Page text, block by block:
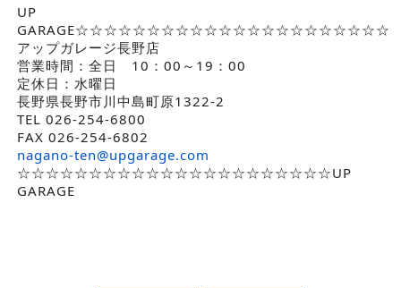
UP
GARAGE☆☆☆☆☆☆☆☆☆☆☆☆☆☆☆☆☆☆☆☆☆☆
アップガレージ長野店
営業時間：全日 10：00～19：00
定休日：水曜日
長野県長野市川中島町原1322-2
TEL 026-254-6800
FAX 026-254-6802
nagano-ten@upgarage.com
☆☆☆☆☆☆☆☆☆☆☆☆☆☆☆☆☆☆☆☆☆☆UP
GARAGE